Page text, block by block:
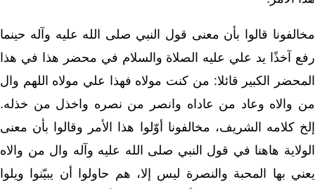
مخالفونا قالوا بأن معنى قول النبي صلى الله عليه وآله حينما
رفع آخذًا يد علي عليه الصلاة والسلام في محضر هذا في هذا
المحضر الكبير قائلا: من كنت مولاه فهذا علي مولاه اللهم وال
من والاه وعاد من عاداه وانصر من نصره واخذل من خذله.
إلخ كلامه الشريف، مخالفونا أوّلوا هذا الأمر وقالوا بأن معنى
الولاية هاهنا في قول النبي صلى الله عليه وآله وال من والاه
يعني بها المحبة والنصرة ليس إلا، هم حاولوا أن يبيّنوا ويلوا